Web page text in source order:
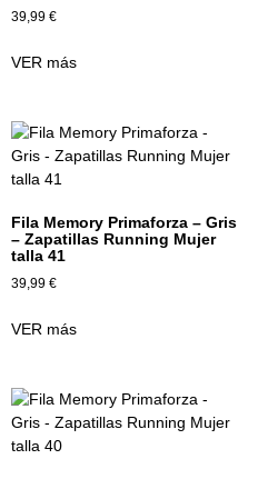
39,99 €
VER más
Fila Memory Primaforza – Gris
– Zapatillas Running Mujer
talla 41
39,99 €
VER más